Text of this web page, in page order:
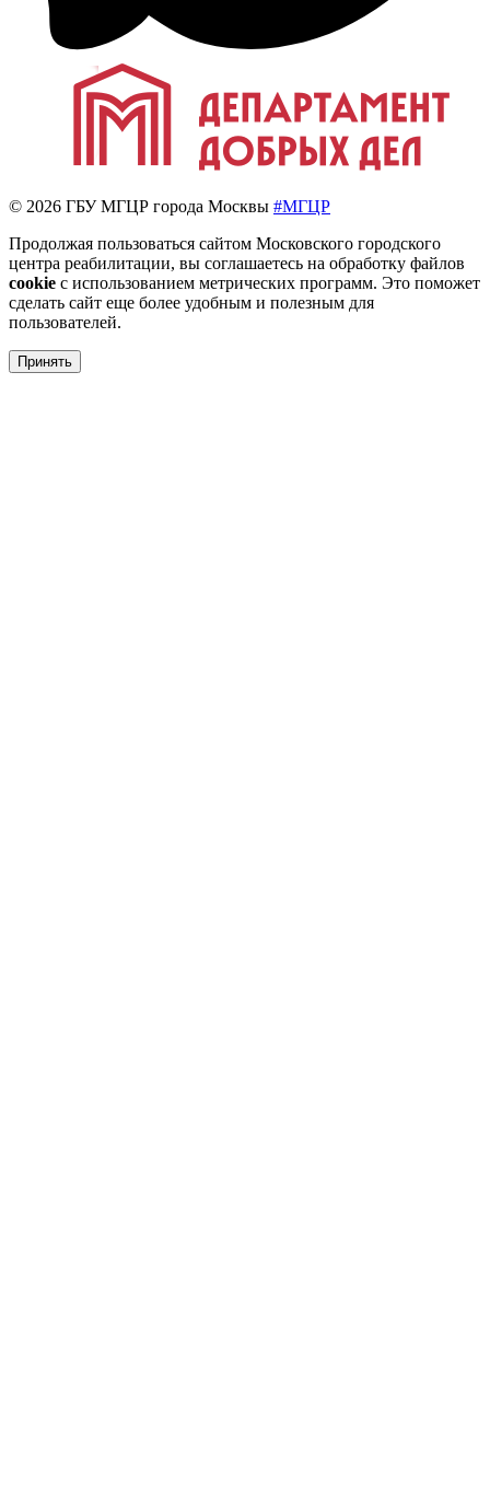
© 2026 ГБУ МГЦР города Москвы #МГЦР
Продолжая пользоваться сайтом Московского городского
центра реабилитации, вы соглашаетесь на обработку файлов
cookie с использованием метрических программ. Это поможет
сделать сайт еще более удобным и полезным для
пользователей.
Принять